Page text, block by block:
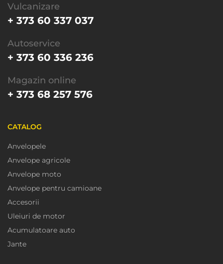
Vulcanizare
+ 373 60 337 037
Autoservice
+ 373 60 336 236
Magazin online
+ 373 68 257 576
CATALOG
Anvelopele
Anvelope agricole
Anvelope moto
Anvelope pentru camioane
Accesorii
Uleiuri de motor
Acumulatoare auto
Jante